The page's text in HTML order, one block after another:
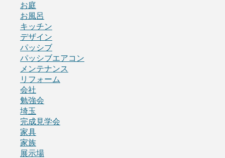
お庭
お風呂
キッチン
デザイン
パッシブ
パッシブエアコン
メンテナンス
リフォーム
会社
勉強会
埼玉
完成見学会
家具
家族
展示場